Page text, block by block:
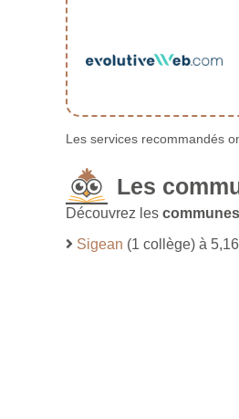
Les services recommandés
Les
Découvrez les
Sigean (1 collège) à